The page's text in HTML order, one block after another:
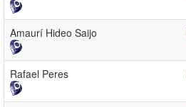
Amaurí Hideo Saijo
Rafael Peres